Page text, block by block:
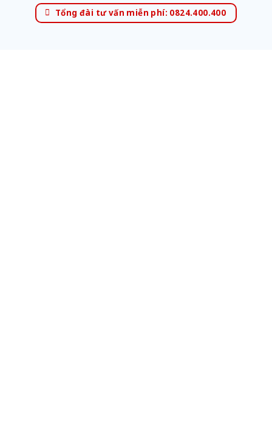
Tổng đài tư vấn miễn phí: 0824.400.400